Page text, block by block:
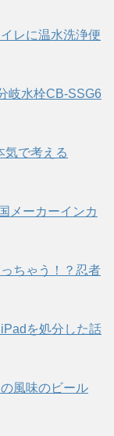
レに温水洗浄便
岐水栓CB-SSG6
気で考える
メーカーインカ
ちゃう！？忍者
を処分した話
風味のビール